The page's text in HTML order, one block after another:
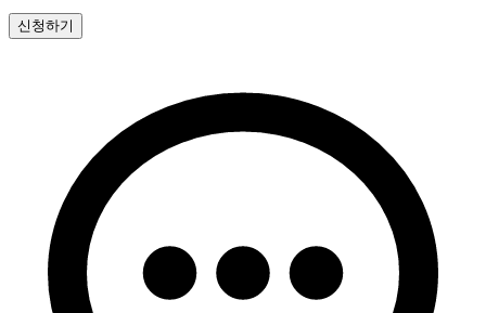
신청하기